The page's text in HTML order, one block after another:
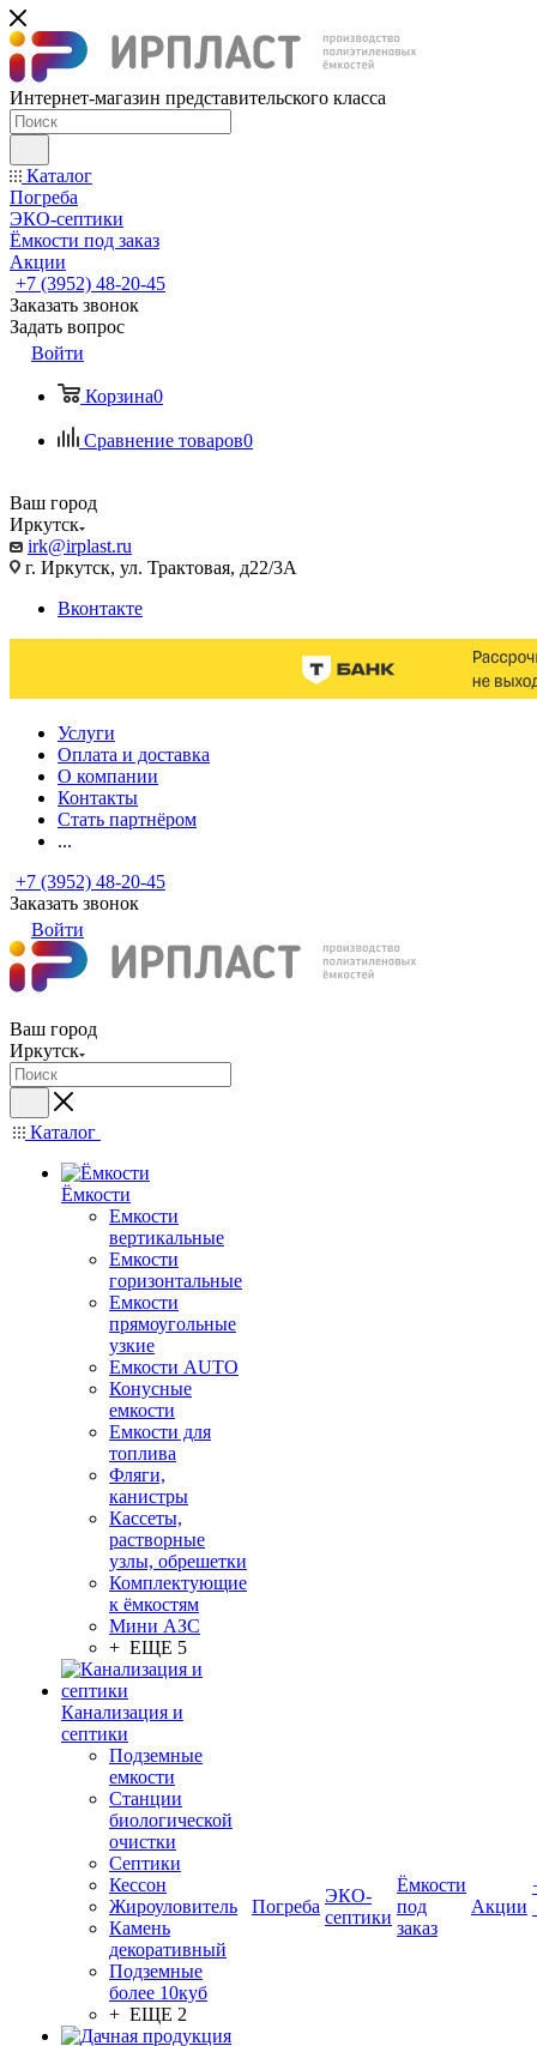
Интернет-магазин представительского класса
Каталог
Погреба
ЭКО-септики
Ёмкости под заказ
Акции
+7 (3952) 48-20-45
Заказать звонок
Задать вопрос
Войти
Корзина0
Сравнение товаров0
Ваш город
Иркутск
irk@irplast.ru
г. Иркутск, ул. Трактовая, д22/3А
Вконтакте
Услуги
Оплата и доставка
О компании
Контакты
Стать партнёром
...
+7 (3952) 48-20-45
Заказать звонок
Войти
Ваш город
Иркутск
Каталог
Ёмкости
Емкости
вертикальные
Емкости
горизонтальные
Емкости
прямоугольные
узкие
Емкости АUТО
Конусные
емкости
Емкости для
топлива
Фляги,
канистры
Кассеты,
растворные
узлы, обрешетки
Комплектующие
к ёмкостям
Мини АЗС
+ ЕЩЕ 5
Канализация и
септики
Подземные
емкости
Станции
биологической
очистки
Септики
Кессон
Жироуловитель
Камень
декоративный
Подземные
более 10куб
+ ЕЩЕ 2
Погреба
ЭКО-
септики
Ёмкости
под
заказ
Акции